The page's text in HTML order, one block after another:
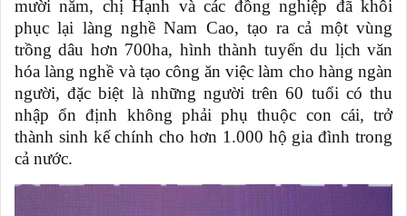
mười năm, chị Hạnh và các đồng nghiệp đã khôi
phục lại làng nghề Nam Cao, tạo ra cả một vùng
trồng dâu hơn 700ha, hình thành tuyến du lịch văn
hóa làng nghề và tạo công ăn việc làm cho hàng ngàn
người, đặc biệt là những người trên 60 tuổi có thu
nhập ổn định không phải phụ thuộc con cái, trở
thành sinh kế chính cho hơn 1.000 hộ gia đình trong
cả nước.